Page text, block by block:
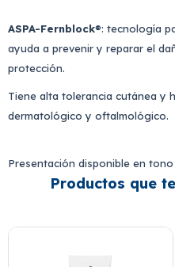
ASPA-Fernblock®: tecnología
ayuda a prevenir y reparar el
protección.
Tiene alta tolerancia cutánea y
dermatológico y oftalmológico.
Presentación disponible en
Productos que